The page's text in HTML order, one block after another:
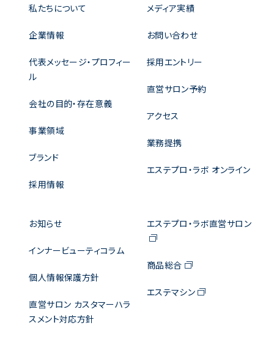
私たちについて
企業情報
代表メッセージ・プロフィー
ル
会社の目的・存在意義
事業領域
ブランド
採用情報
メディア実績
お問い合わせ
採用エントリー
直営サロン予約
アクセス
業務提携
エステプロ・ラボ オンライン
お知らせ
インナービューティコラム
個人情報保護方針
直営サロン カスタマーハラ
スメント対応方針
エステプロ・ラボ直営サロン
商品総合
エステマシン